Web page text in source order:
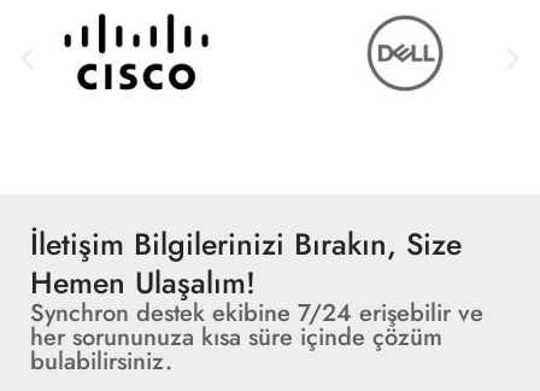
İletişim Bilgilerinizi Bırakın, Size
Hemen Ulaşalım!
Synchron destek ekibine 7/24 erişebilir ve
her sorununuza kısa süre içinde çözüm
bulabilirsiniz.